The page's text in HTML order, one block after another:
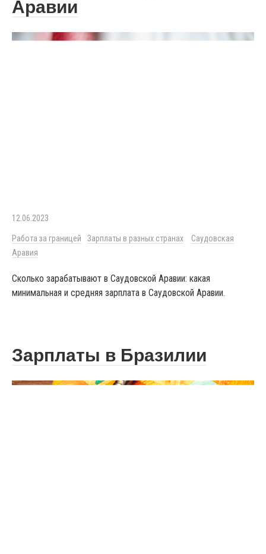
Аравии
12.06.2023
Работа за границей Зарплаты в разных странах
Саудовская
Аравия
Сколько зарабатывают в Саудовской Аравии: какая
минимальная и средняя зарплата в Саудовской Аравии.
Зарплаты в Бразилии